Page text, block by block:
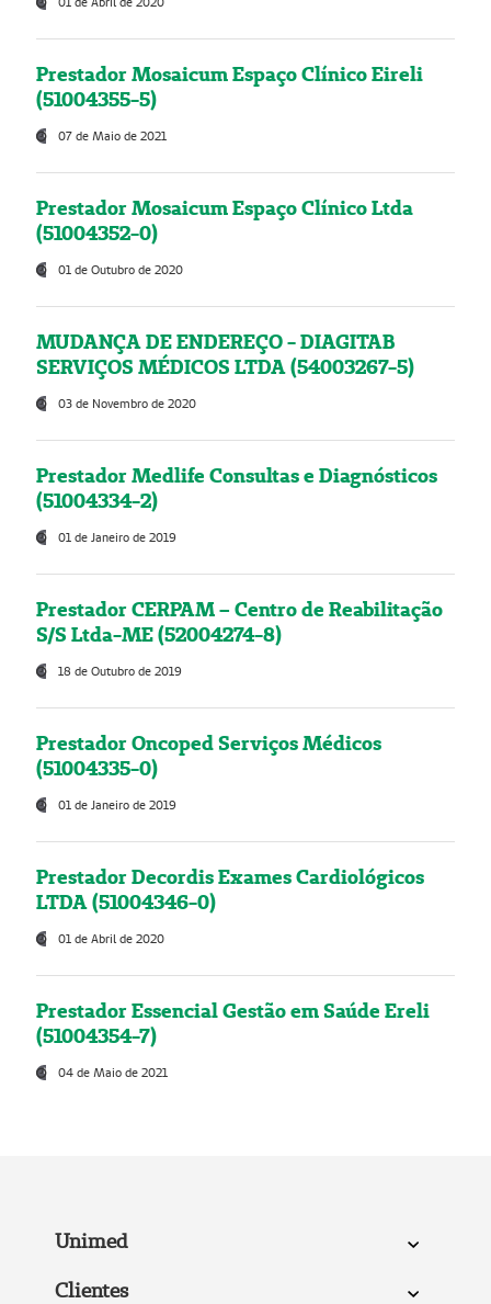
Prestador Mosaicum Espaço Clínico Eireli
(51004355-5)
07 de Maio de 2021
Prestador Mosaicum Espaço Clínico Ltda
(51004352-0)
01 de Outubro de 2020
MUDANÇA DE ENDEREÇO - DIAGITAB
SERVIÇOS MÉDICOS LTDA (54003267-5)
03 de Novembro de 2020
Prestador Medlife Consultas e Diagnósticos
(51004334-2)
01 de Janeiro de 2019
Prestador CERPAM – Centro de Reabilitação
S/S Ltda-ME (52004274-8)
18 de Outubro de 2019
Prestador Oncoped Serviços Médicos
(51004335-0)
01 de Janeiro de 2019
Prestador Decordis Exames Cardiológicos
LTDA (51004346-0)
01 de Abril de 2020
Prestador Essencial Gestão em Saúde Ereli
(51004354-7)
04 de Maio de 2021
Unimed
Clientes